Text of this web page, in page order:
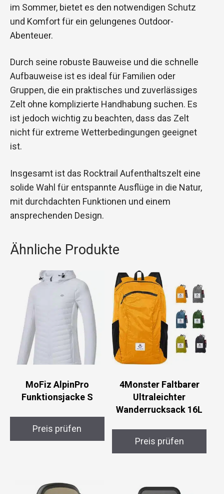
im Sommer, bietet es den notwendigen Schutz
und Komfort für ein gelungenes Outdoor-
Abenteuer.
Durch seine robuste Bauweise und die schnelle
Aufbauweise ist es ideal für Familien oder
Gruppen, die ein praktisches und zuverlässiges
Zelt ohne komplizierte Handhabung suchen. Es
ist jedoch wichtig zu beachten, dass das Zelt
nicht für extreme Wetterbedingungen geeignet
ist.
Insgesamt ist das Rocktrail Aufenthaltszelt eine
solide Wahl für entspannte Ausflüge in die Natur,
mit durchdachten Funktionen und einem
ansprechenden Design.
Ähnliche Produkte
MoFiz AlpinPro
Funktionsjacke S
Preis prüfen
4Monster Faltbarer
Ultraleichter
Wanderrucksack 16L
Preis prüfen